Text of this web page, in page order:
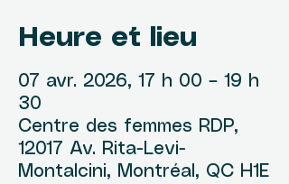
Heure et lieu
07 avr. 2026, 17 h 00 – 19 h
30
Centre des femmes RDP,
12017 Av. Rita-Levi-
Montalcini, Montréal, QC H1E